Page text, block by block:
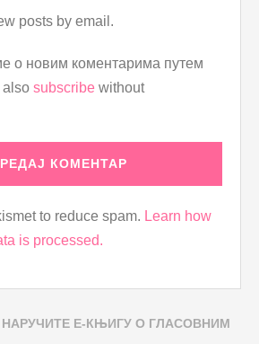
posts by email.
о новим коментарима путем
also subscribe without
to reduce spam. Learn how
is processed.
Е-КЊИГУ О ГЛАСОВНИМ